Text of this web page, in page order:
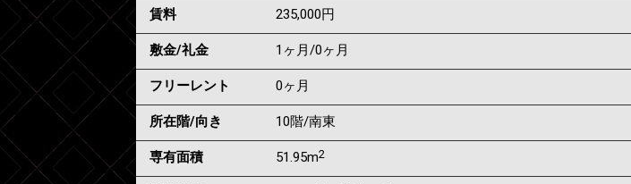
賃料 235,000円
敷金/礼金 1ヶ月/0ヶ月
フリーレント 0ヶ月
所在階/向き 10階/南東
専有面積 51.95m2